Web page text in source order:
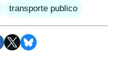
transporte publico